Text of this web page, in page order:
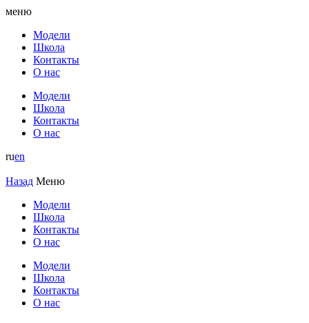
меню
Модели
Школа
Контакты
О нас
Модели
Школа
Контакты
О нас
ruen
Назад Меню
Модели
Школа
Контакты
О нас
Модели
Школа
Контакты
О нас